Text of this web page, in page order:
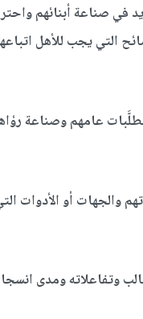
في صناعة أبنائهم
التي يجب للأهل
عامهم وصناعة
والجهات أو الأدوات
وتفاعلاته ومدى